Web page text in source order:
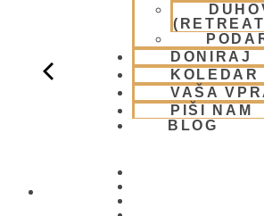
DONIRAJ
KOLEDAR
VAŠA
PIŠI NAM
BLOG